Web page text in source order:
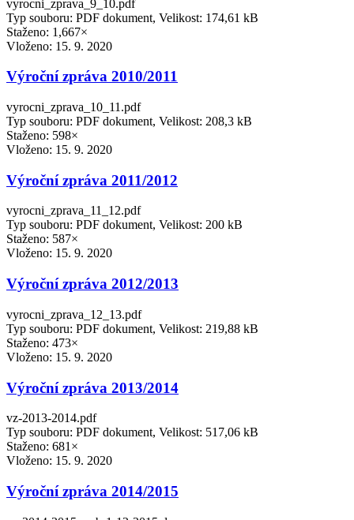
vyrocni_zprava_9_10.pdf
Typ souboru: PDF dokument, Velikost: 174,61 kB
Staženo: 1,667×
Vloženo: 15. 9. 2020
Výroční zpráva 2010/2011
vyrocni_zprava_10_11.pdf
Typ souboru: PDF dokument, Velikost: 208,3 kB
Staženo: 598×
Vloženo: 15. 9. 2020
Výroční zpráva 2011/2012
vyrocni_zprava_11_12.pdf
Typ souboru: PDF dokument, Velikost: 200 kB
Staženo: 587×
Vloženo: 15. 9. 2020
Výroční zpráva 2012/2013
vyrocni_zprava_12_13.pdf
Typ souboru: PDF dokument, Velikost: 219,88 kB
Staženo: 473×
Vloženo: 15. 9. 2020
Výroční zpráva 2013/2014
vz-2013-2014.pdf
Typ souboru: PDF dokument, Velikost: 517,06 kB
Staženo: 681×
Vloženo: 15. 9. 2020
Výroční zpráva 2014/2015